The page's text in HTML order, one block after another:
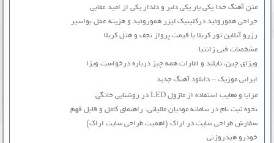
متن آهنگ خدا یکی یار یکی دلبر و دلدار یکی از امید عقابی
جراحی هموروئید درکلینیک لیزر هموروئید و هزینه عمل بواسیر
رزرو آنلاین تور کربلا با قیمت پرواز نجف و هتل کربلا
مشخصات فنی زانتیا
ویزای چین، تایلند و امارات همه چیز درباره درخواست ویزا
ایرانی موزیک – دانلود آهنگ جدید
مزایا و معایب استفاده از ماژول LED در روشنایی خانگی
نحوه ثبت نام در سامانه مودیان مالیاتی: راهنمای کامل و قابل فهم
سفارش طراحی سایت در اراک (اهمیت طراحی سایت اراک)
خودرو هیدروژنی